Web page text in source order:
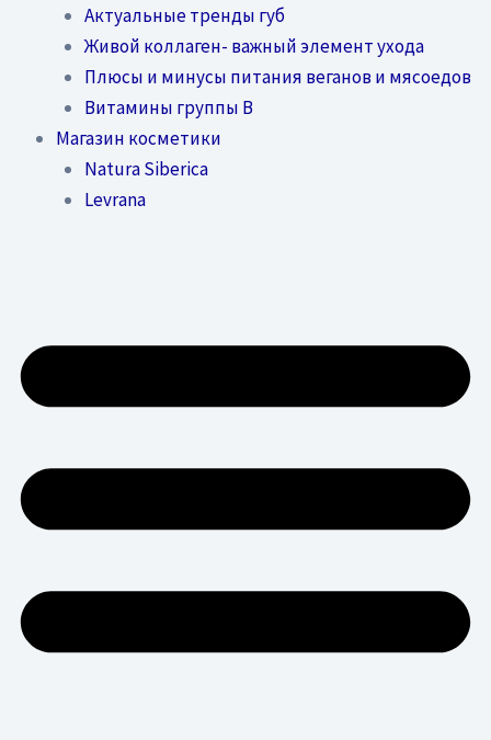
Актуальные тренды губ
Живой коллаген- важный элемент ухода
Плюсы и минусы питания веганов и мясоедов
Витамины группы В
Магазин косметики
Natura Siberica
Levrana